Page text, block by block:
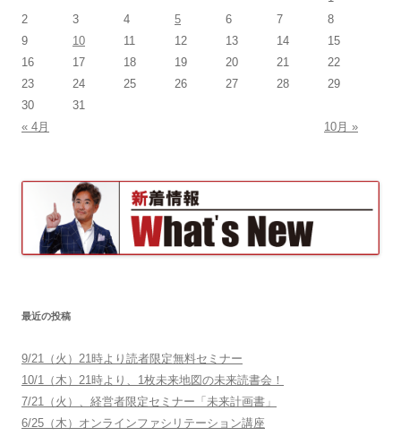
2
3 4 5 6 7
8
9
10 11 12 13 14
15
16
17 18 19 20 21
22
23
24 25 26 27 28
29
30
31
« 4月
10月 »
最近の投稿
9/21（火）21時より読者限定無料セミナー
10/1（木）21時より、1枚未来地図の未来読書会！
7/21（火）、経営者限定セミナー「未来計画書」
6/25（木）オンラインファシリテーション講座